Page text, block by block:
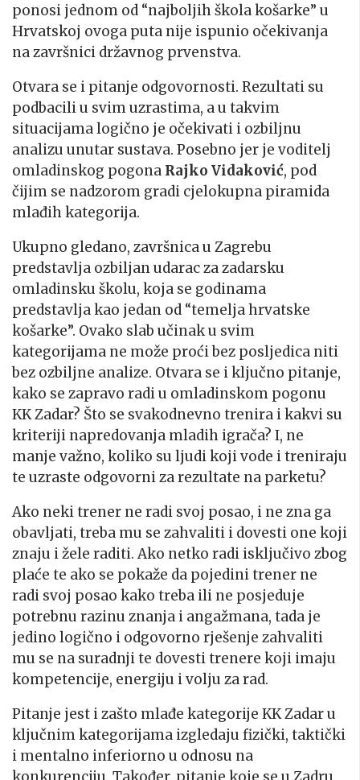
ponosi jednom od “najboljih škola košarke” u
Hrvatskoj ovoga puta nije ispunio očekivanja
na završnici državnog prvenstva.
Otvara se i pitanje odgovornosti. Rezultati su
podbacili u svim uzrastima, a u takvim
situacijama logično je očekivati i ozbiljnu
analizu unutar sustava. Posebno jer je voditelj
omladinskog pogona Rajko Vidaković, pod
čijim se nadzorom gradi cjelokupna piramida
mlađih kategorija.
Ukupno gledano, završnica u Zagrebu
predstavlja ozbiljan udarac za zadarsku
omladinsku školu, koja se godinama
predstavlja kao jedan od “temelja hrvatske
košarke”. Ovako slab učinak u svim
kategorijama ne može proći bez posljedica niti
bez ozbiljne analize. Otvara se i ključno pitanje,
kako se zapravo radi u omladinskom pogonu
KK Zadar? Što se svakodnevno trenira i kakvi su
kriteriji napredovanja mladih igrača? I, ne
manje važno, koliko su ljudi koji vode i treniraju
te uzraste odgovorni za rezultate na parketu?
Ako neki trener ne radi svoj posao, i ne zna ga
obavljati, treba mu se zahvaliti i dovesti one koji
znaju i žele raditi. Ako netko radi isključivo zbog
plaće te ako se pokaže da pojedini trener ne
radi svoj posao kako treba ili ne posjeduje
potrebnu razinu znanja i angažmana, tada je
jedino logično i odgovorno rješenje zahvaliti
mu se na suradnji te dovesti trenere koji imaju
kompetencije, energiju i volju za rad.
Pitanje jest i zašto mlađe kategorije KK Zadar u
ključnim kategorijama izgledaju fizički, taktički
i mentalno inferiorno u odnosu na